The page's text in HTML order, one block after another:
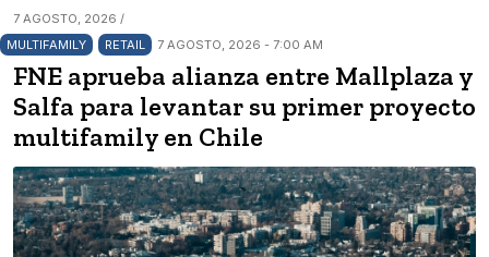
7 AGOSTO, 2026 /
MULTIFAMILY
RETAIL 7 AGOSTO, 2026 - 7:00 AM
FNE aprueba alianza entre Mallplaza y
Salfa para levantar su primer proyecto
multifamily en Chile